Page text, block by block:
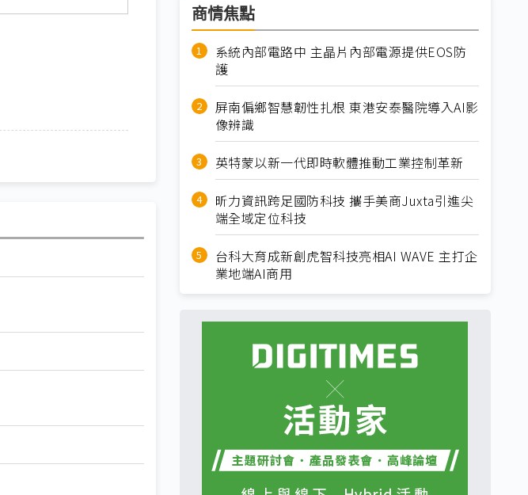
商情焦點
系統內部電路中 主晶片內部電源提供EOS防
護
屏南偏鄉智慧韌性扎根 東港安泰醫院導入AI影
像辨識
英特蒙以新一代即時軟體推動工業控制革新
昕力資訊跨足國防科技 攜手美商Juxta引進尖
端全域定位科技
台科大育成新創虎智科技亮相AI WAVE 主打企
業地端AI商用